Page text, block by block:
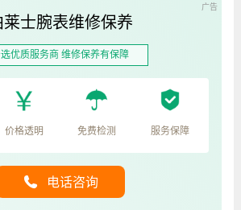
士腕表维修保养
优质服务商 维修保养有保障
价格透明 免费检测 服务保障
电话咨询